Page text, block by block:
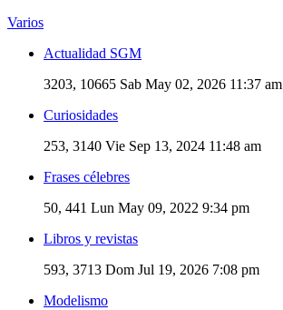
Varios
Actualidad SGM
3203, 10665 Sab May 02, 2026 11:37 am
Curiosidades
253, 3140 Vie Sep 13, 2024 11:48 am
Frases célebres
50, 441 Lun May 09, 2022 9:34 pm
Libros y revistas
593, 3713 Dom Jul 19, 2026 7:08 pm
Modelismo